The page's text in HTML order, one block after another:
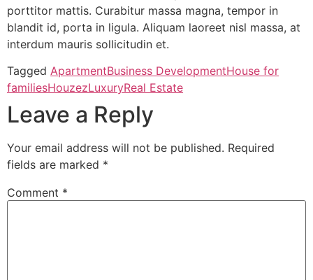
porttitor mattis. Curabitur massa magna, tempor in
blandit id, porta in ligula. Aliquam laoreet nisl massa, at
interdum mauris sollicitudin et.
Tagged ApartmentBusiness DevelopmentHouse for
familiesHouzezLuxuryReal Estate
Leave a Reply
Your email address will not be published. Required
fields are marked *
Comment *